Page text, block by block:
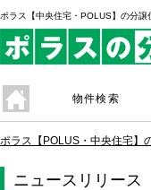
ポラス【中央住宅・POLUS】の分
物件検索
ポラス【POLUS・中央住宅】
ニュースリリース